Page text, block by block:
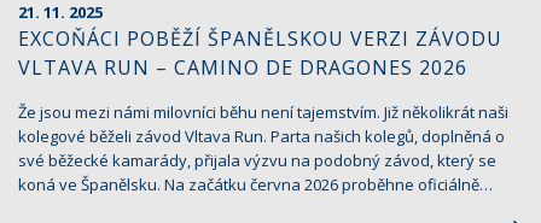
21. 11. 2025
EXCOŇÁCI POBĚŽÍ ŠPANĚLSKOU VERZI ZÁVODU
VLTAVA RUN – CAMINO DE DRAGONES 2026
Že jsou mezi námi milovníci běhu není tajemstvím. Již několikrát naši
kolegové běželi závod Vltava Run. Parta našich kolegů, doplněná o
své běžecké kamarády, přijala výzvu na podobný závod, který se
koná ve Španělsku. Na začátku června 2026 proběhne oficiálně…